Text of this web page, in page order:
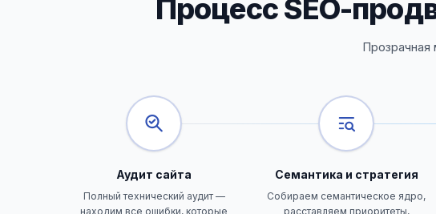
Процесс SEO-
Прозрачная
Аудит сайта
Полный технический аудит —
находим все ошибки, которые
Семантика и стратегия
Собираем семантическое ядро,
расставляем приоритеты,